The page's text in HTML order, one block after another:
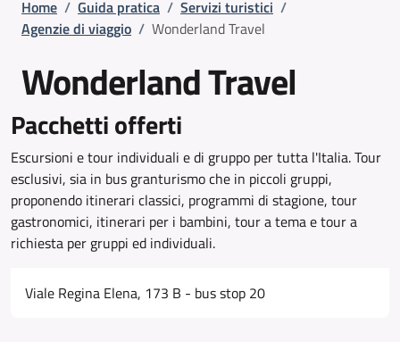
Home / Guida pratica / Servizi turistici /
Agenzie di viaggio / Wonderland Travel
Wonderland Travel
Pacchetti offerti
Escursioni e tour individuali e di gruppo per tutta l'Italia. Tour
esclusivi, sia in bus granturismo che in piccoli gruppi,
proponendo itinerari classici, programmi di stagione, tour
gastronomici, itinerari per i bambini, tour a tema e tour a
richiesta per gruppi ed individuali.
Viale Regina Elena, 173 B - bus stop 20